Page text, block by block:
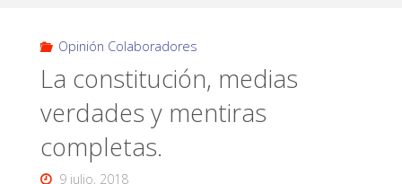
Opinión Colaboradores
La constitución, medias
verdades y mentiras
completas.
9 julio, 2018